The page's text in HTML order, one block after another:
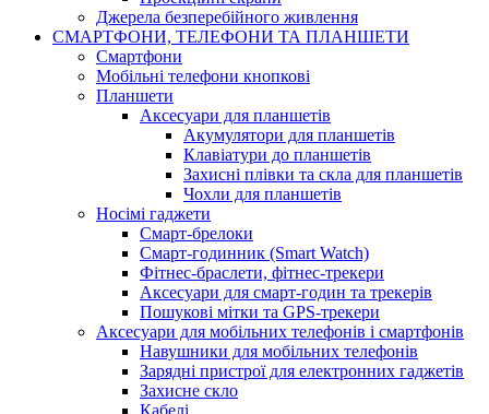
Джерела безперебійного живлення
СМАРТФОНИ, ТЕЛЕФОНИ ТА ПЛАНШЕТИ
Смартфони
Мобільні телефони кнопкові
Планшети
Аксесуари для планшетів
Акумулятори для планшетів
Клавіатури до планшетів
Захисні плівки та скла для планшетів
Чохли для планшетів
Носімі гаджети
Смарт-брелоки
Смарт-годинник (Smart Watch)
Фітнес-браслети, фітнес-трекери
Аксесуари для смарт-годин та трекерів
Пошукові мітки та GPS-трекери
Аксесуари для мобільних телефонів і смартфонів
Навушники для мобільних телефонів
Зарядні пристрої для електронних гаджетів
Захисне скло
Кабелі